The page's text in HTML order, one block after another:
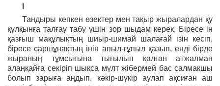
Тандыры кепкен өзектер мен тақыр жыралардан қу
құлқынға талғау табу үшін зор шыдам керек. Біресе ін
қазғыш мақұлықтың шиыр-шимай шалағай ізін кесіп,
біресе саршұнақтың інін апыл-ғұпыл қазып, енді бірде
жыраның тұмсығына тығылып қалған атжалман
алаңқайға секіріп шықса мүлт жібермей бас салмақшы
болып зарыға аңдып, кәкір-шүкір аулап ақсиған аш